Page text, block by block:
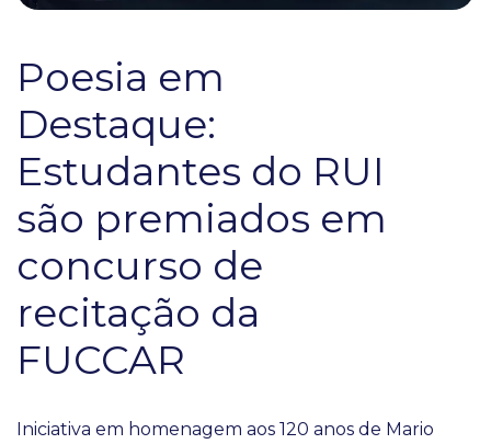
Poesia em
Destaque:
Estudantes do RUI
são premiados em
concurso de
recitação da
FUCCAR
Iniciativa em homenagem aos 120 anos de Mario